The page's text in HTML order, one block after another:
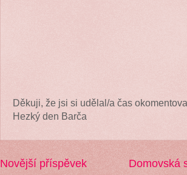
Děkuji, že jsi si udělal/a čas
Hezký den Barča
Novější příspěvek Domovská